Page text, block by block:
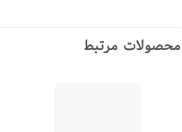
محصولات مرتبط